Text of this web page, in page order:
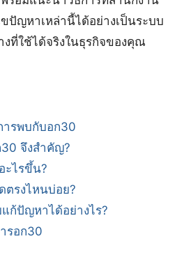
ญหาเหล่านี้ได้อย่างเป็นระบบ
ที่ใช้ได้จริงในธุรกิจของคุณ
ารพบกับอก30
จึงสำคัญ?
ะไรขึ้น?
ตรงไหนบ่อย?
ก้ปัญหาได้อย่างไร?
รอก30